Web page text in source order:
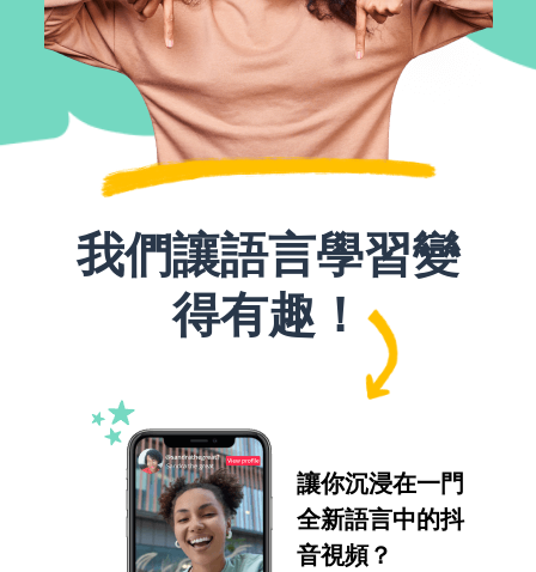
我們讓語言學習變
得有趣！
讓你沉浸在一門
全新語言中的抖
音視頻？